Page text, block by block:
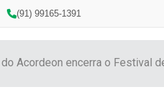
(91) 99165-1391